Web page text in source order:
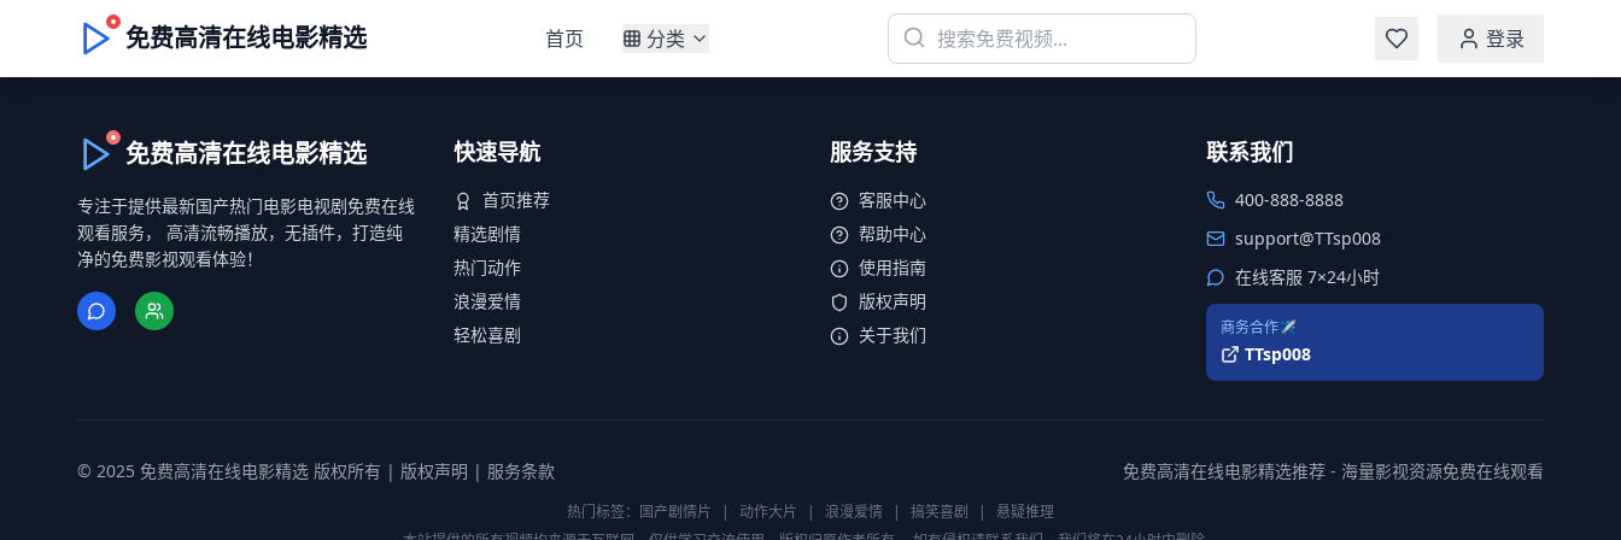
免费高清在线电影精选 首页 分类 登录
免费高清在线电影精选
专注于提供最新国产热门电影电视剧免费在线
观看服务， 高清流畅播放，无插件，打造纯
净的免费影视观看体验！
快速导航
首页推荐
精选剧情
热门动作
浪漫爱情
轻松喜剧
服务支持
客服中心
帮助中心
使用指南
版权声明
关于我们
联系我们
400-888-8888
support@TTsp008
在线客服 7×24小时
商务合作✈️
TTsp008
© 2025 免费高清在线电影精选 版权所有 | 版权声明 | 服务条款 免费高清在线电影精选推荐 - 海量影视资源免费在线观看
热门标签： 国产剧情片 | 动作大片 | 浪漫爱情 | 搞笑喜剧 |
悬疑推理